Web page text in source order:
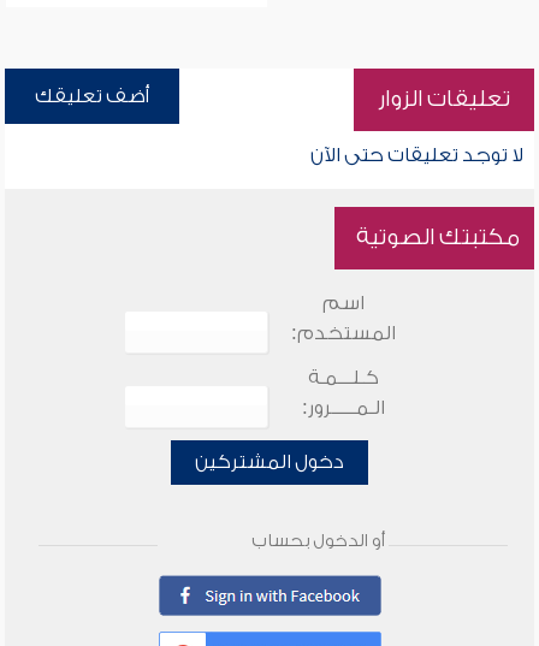
تعليقات الزوار أضف تعليقك
لا توجد تعليقات حتى الآن
مكتبتك الصوتية
اسم
المستخدم:
كـلـــمـة
الـمـــــرور:
دخول المشتركين
أو الدخول بحساب